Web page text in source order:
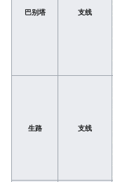
巴别塔 支线
生路 支线